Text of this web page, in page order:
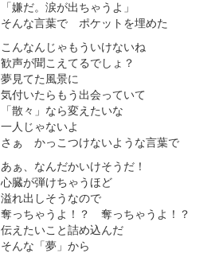
「嫌だ。涙が出ちゃうよ」
そんな言葉で ポケットを埋めた
こんなんじゃもういけないね
歓声が聞こえてるでしょ？
夢見てた風景に
気付いたらもう出会っていて
「散々」なら変えたいな
一人じゃないよ
さぁ かっこつけないような言葉で
あぁ、なんだかいけそうだ！
心臓が弾けちゃうほど
溢れ出しそうなので
奪っちゃうよ！？ 奪っちゃうよ！？
伝えたいこと詰め込んだ
そんな「夢」から